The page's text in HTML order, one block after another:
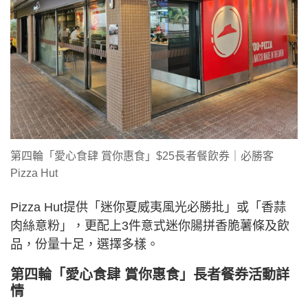
第四輪「愛心食肆 賞你惠食」$25長者餐飲券｜必勝客
Pizza Hut
Pizza Hut提供「迷你夏威夷風光必勝批」或「香蒜
肉絲意粉」，更配上3件意式迷你腸拼香脆薯條及飲
品，份量十足，選擇多樣。
第四輪「愛心食肆 賞你惠食」長者餐券活動詳
情